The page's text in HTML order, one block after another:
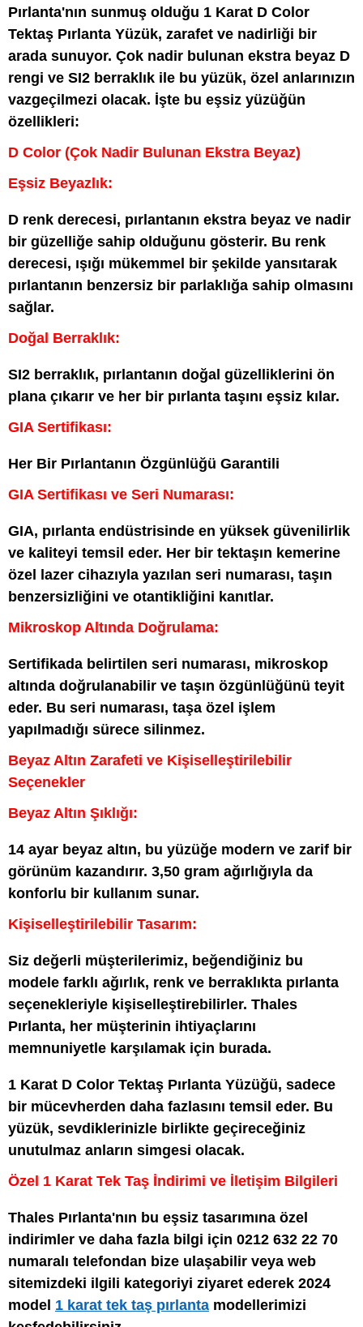
Pırlanta'nın sunmuş olduğu 1 Karat D Color
Tektaş Pırlanta Yüzük, zarafet ve nadirliği bir
arada sunuyor. Çok nadir bulunan ekstra beyaz D
rengi ve SI2 berraklık ile bu yüzük, özel anlarınızın
vazgeçilmezi olacak. İşte bu eşsiz yüzüğün
özellikleri:
D Color (Çok Nadir Bulunan Ekstra Beyaz)
Eşsiz Beyazlık:
D renk derecesi, pırlantanın ekstra beyaz ve nadir
bir güzelliğe sahip olduğunu gösterir. Bu renk
derecesi, ışığı mükemmel bir şekilde yansıtarak
pırlantanın benzersiz bir parlaklığa sahip olmasını
sağlar.
Doğal Berraklık:
SI2 berraklık, pırlantanın doğal güzelliklerini ön
plana çıkarır ve her bir pırlanta taşını eşsiz kılar.
GIA Sertifikası:
Her Bir Pırlantanın Özgünlüğü Garantili
GIA Sertifikası ve Seri Numarası:
GIA, pırlanta endüstrisinde en yüksek güvenilirlik
ve kaliteyi temsil eder. Her bir tektaşın kemerine
özel lazer cihazıyla yazılan seri numarası, taşın
benzersizliğini ve otantikliğini kanıtlar.
Mikroskop Altında Doğrulama:
Sertifikada belirtilen seri numarası, mikroskop
altında doğrulanabilir ve taşın özgünlüğünü teyit
eder. Bu seri numarası, taşa özel işlem
yapılmadığı sürece silinmez.
Beyaz Altın Zarafeti ve Kişiselleştirilebilir
Seçenekler
Beyaz Altın Şıklığı:
14 ayar beyaz altın, bu yüzüğe modern ve zarif bir
görünüm kazandırır. 3,50 gram ağırlığıyla da
konforlu bir kullanım sunar.
Kişiselleştirilebilir Tasarım:
Siz değerli müşterilerimiz, beğendiğiniz bu
modele farklı ağırlık, renk ve berraklıkta pırlanta
seçenekleriyle kişiselleştirebilirler. Thales
Pırlanta, her müşterinin ihtiyaçlarını
memnuniyetle karşılamak için burada.
1 Karat D Color Tektaş Pırlanta Yüzüğü, sadece
bir mücevherden daha fazlasını temsil eder. Bu
yüzük, sevdiklerinizle birlikte geçireceğiniz
unutulmaz anların simgesi olacak.
Özel 1 Karat Tek Taş İndirimi ve İletişim Bilgileri
Thales Pırlanta'nın bu eşsiz tasarımına özel
indirimler ve daha fazla bilgi için 0212 632 22 70
numaralı telefondan bize ulaşabilir veya web
sitemizdeki ilgili kategoriyi ziyaret ederek 2024
model 1 karat tek taş pırlanta modellerimizi